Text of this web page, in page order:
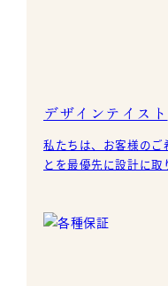
デザインテイスト
私たちは、お客様のご
とを最優先に設計に